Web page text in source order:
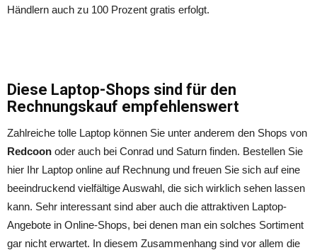
Händlern auch zu 100 Prozent gratis erfolgt.
Diese Laptop-Shops sind für den
Rechnungskauf empfehlenswert
Zahlreiche tolle Laptop können Sie unter anderem den Shops von
Redcoon oder auch bei Conrad und Saturn finden. Bestellen Sie
hier Ihr Laptop online auf Rechnung und freuen Sie sich auf eine
beeindruckend vielfältige Auswahl, die sich wirklich sehen lassen
kann. Sehr interessant sind aber auch die attraktiven Laptop-
Angebote in Online-Shops, bei denen man ein solches Sortiment
gar nicht erwartet. In diesem Zusammenhang sind vor allem die